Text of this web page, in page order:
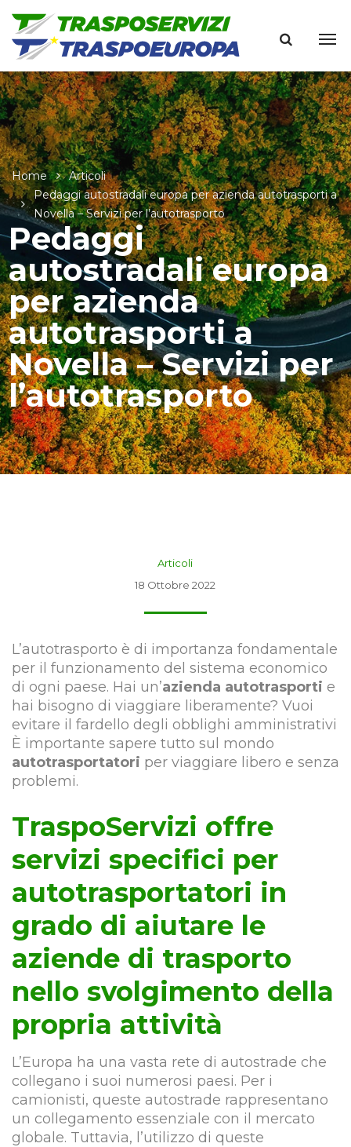
Home
Articoli
Pedaggi autostradali europa per azienda autotrasporti a
Novella – Servizi per l’autotrasporto
Pedaggi
autostradali europa
per azienda
autotrasporti a
Novella – Servizi per
l’autotrasporto
Articoli
18 Ottobre 2022
L’autotrasporto è di importanza fondamentale
per il funzionamento del sistema economico
di ogni paese. Hai un’azienda autotrasporti e
hai bisogno di viaggiare liberamente? Vuoi
evitare il fardello degli obblighi amministrativi
È importante sapere tutto sul mondo
autotrasportatori per viaggiare libero e senza
problemi.
TraspoServizi offre
servizi specifici per
autotrasportatori in
grado di aiutare le
aziende di trasporto
nello svolgimento della
propria attività
L’Europa ha una vasta rete di autostrade che
collegano i suoi numerosi paesi. Per i
camionisti, queste autostrade rappresentano
un collegamento essenziale con il mercato
globale. Tuttavia, l’utilizzo di queste